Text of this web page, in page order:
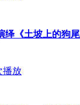
绎《土坡上的狗
播放